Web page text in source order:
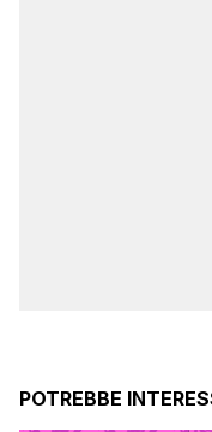
POTREBBE